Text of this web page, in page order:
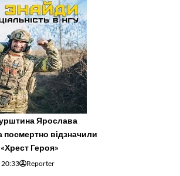
Ярослава
посмертно відзначили
Героя»
Reporter